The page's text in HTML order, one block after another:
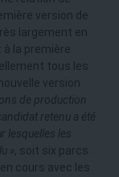
version de
largement en
la première
tous les
version
de production
retenu a été
lesquelles les
» , soit six parcs.
cours avec les